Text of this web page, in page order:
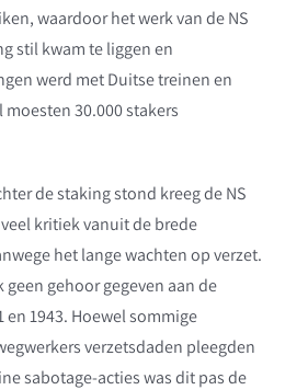
waardoor het werk van de NS
stil kwam te liggen en
werd met Duitse treinen en
30.000 stakers
de staking stond kreeg de NS
kritiek vanuit de brede
het lange wachten op verzet.
geen gehoor gegeven aan de
en 1943. Hoewel sommige
verzetsdaden pleegden
sabotage-acties was dit pas de